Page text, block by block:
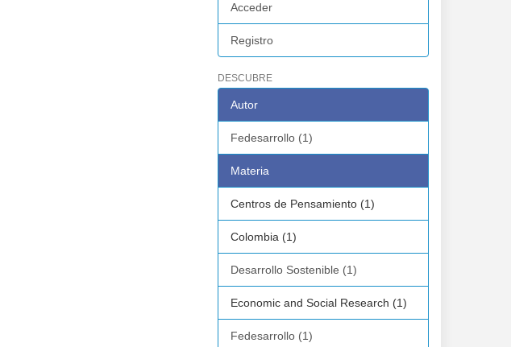
Acceder
Registro
DESCUBRE
Autor
Fedesarrollo (1)
Materia
Centros de Pensamiento (1)
Colombia (1)
Desarrollo Sostenible (1)
Economic and Social Research (1)
Fedesarrollo (1)